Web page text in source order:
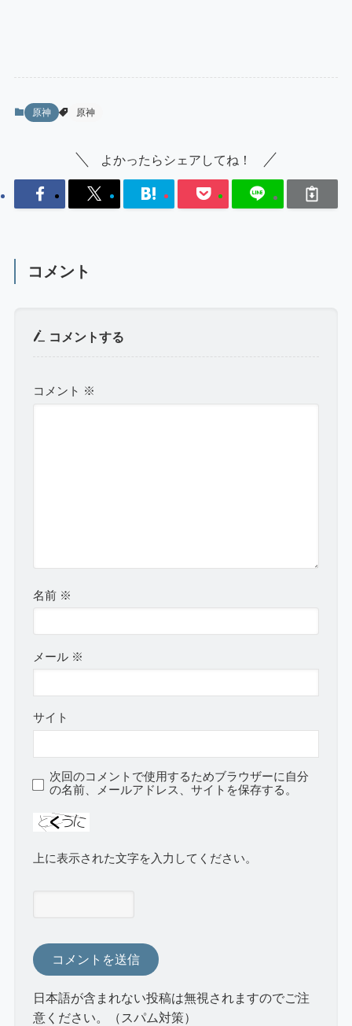
原神 原神
よかったらシェアしてね！
コメント
コメントする
コメント ※
名前 ※
メール ※
サイト
次回のコメントで使用するためブラウザーに自分
の名前、メールアドレス、サイトを保存する。
上に表示された文字を入力してください。
日本語が含まれない投稿は無視されますのでご注
意ください。（スパム対策）